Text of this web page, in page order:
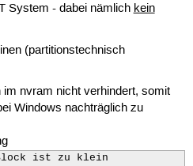
System - dabei nämlich kein
(partitionstechnisch
nvram nicht verhindert, somit
Windows nachträglich zu
ist zu klein